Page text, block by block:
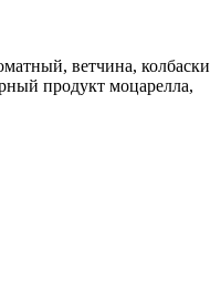
ветчина, колбаски
продукт моцарелла,